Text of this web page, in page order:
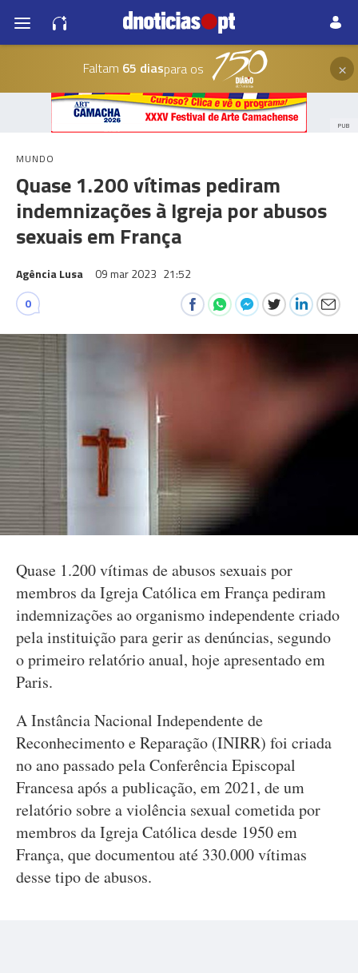
Faltam 65 diaspara os ×
PUB
MUNDO
Quase 1.200 vítimas pediram
indemnizações à Igreja por abusos
sexuais em França
Agência Lusa 09 mar 2023 21:52
0
Quase 1.200 vítimas de abusos sexuais por
membros da Igreja Católica em França pediram
indemnizações ao organismo independente criado
pela instituição para gerir as denúncias, segundo
o primeiro relatório anual, hoje apresentado em
Paris.
A Instância Nacional Independente de
Reconhecimento e Reparação (INIRR) foi criada
no ano passado pela Conferência Episcopal
Francesa após a publicação, em 2021, de um
relatório sobre a violência sexual cometida por
membros da Igreja Católica desde 1950 em
França, que documentou até 330.000 vítimas
desse tipo de abusos.